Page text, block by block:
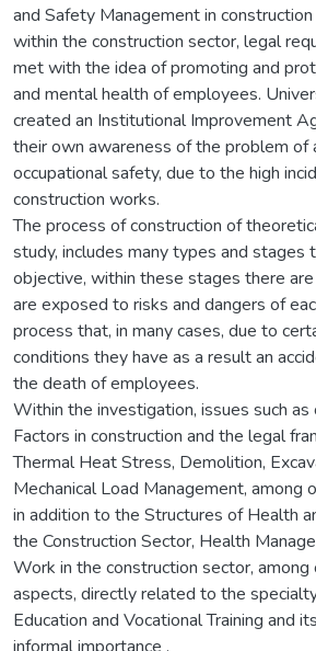
and Safety Management in
within the construction sector, legal
met with the idea of promoting and
and mental health of employees.
created an Institutional Improvement
their own awareness of the problem of
occupational safety, due to the high
construction works.
The process of construction of
study, includes many types and stages
objective, within these stages there
are exposed to risks and dangers of
process that, in many cases, due to
conditions they have as a result an
the death of employees.
Within the investigation, issues such as
Factors in construction and the legal
Thermal Heat Stress, Demolition,
Mechanical Load Management, among
in addition to the Structures of Health
the Construction Sector, Health
Work in the construction sector,
aspects, directly related to the
Education and Vocational Training and